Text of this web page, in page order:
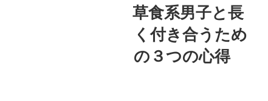
稿
日:
草食系男子と長
く付き合うため
の３つの心得